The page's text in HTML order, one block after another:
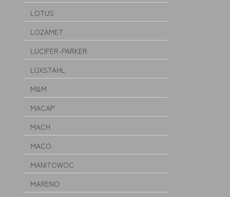
LOTUS
LOZAMET
LUCIFER-PARKER
LUXSTAHL
M&M
MACAP
MACH
MACO
MANITOWOC
MARENO